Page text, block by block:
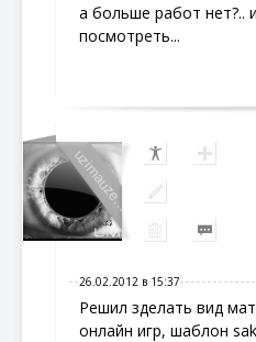
а больше работ нет?..
посмотреть...
uzimauze...
26.02.2012 в 15:37
Решил зделать вид
онлайн игр, шаблон